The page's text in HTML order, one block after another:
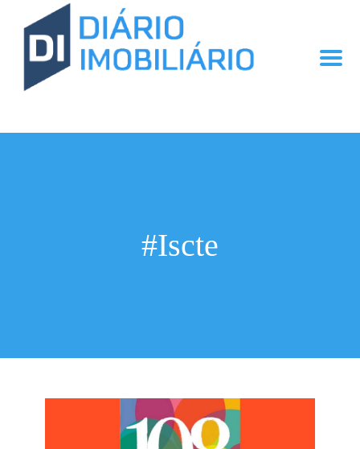
#Iscte